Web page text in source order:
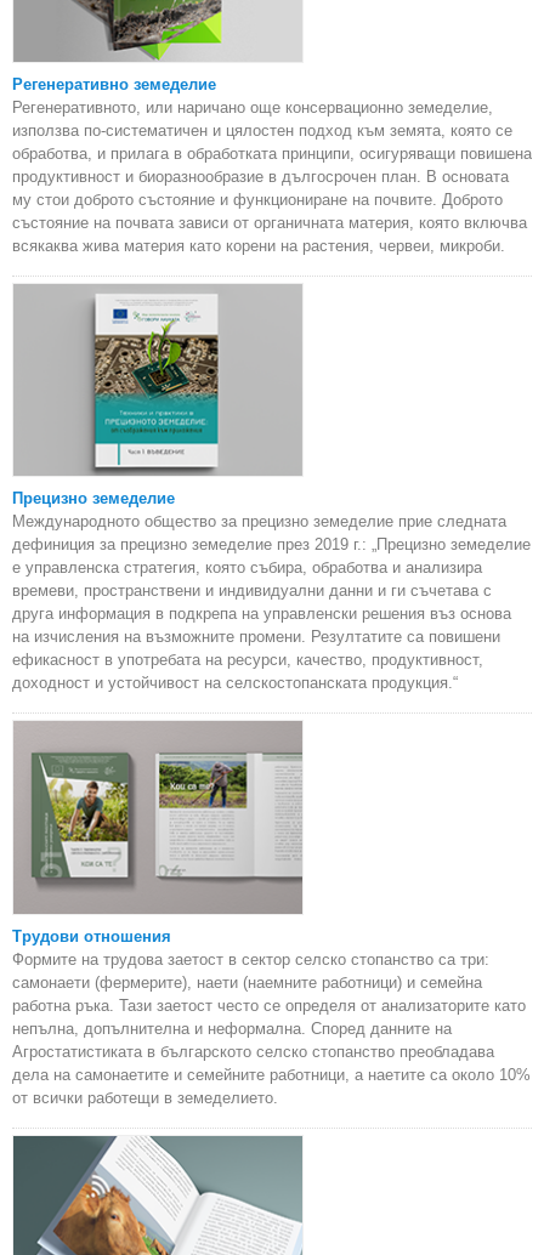
Регенеративно земеделие
Регенеративното, или наричано още консервационно земеделие,
използва по-систематичен и цялостен подход към земята, която се
обработва, и прилага в обработката принципи, осигуряващи повишена
продуктивност и биоразнообразие в дългосрочен план. В основата
му стои доброто състояние и функциониране на почвите. Доброто
състояние на почвата зависи от органичната материя, която включва
всякаква жива материя като корени на растения, червеи, микроби.
Прецизно земеделие
Международното общество за прецизно земеделие прие следната
дефиниция за прецизно земеделие през 2019 г.: „Прецизно земеделие
е управленска стратегия, която събира, обработва и анализира
времеви, пространствени и индивидуални данни и ги съчетава с
друга информация в подкрепа на управленски решения въз основа
на изчисления на възможните промени. Резултатите са повишени
ефикасност в употребата на ресурси, качество, продуктивност,
доходност и устойчивост на селскостопанската продукция.“
Трудови отношения
Формите на трудова заетост в сектор селско стопанство са три:
самонаети (фермерите), наети (наемните работници) и семейна
работна ръка. Тази заетост често се определя от анализаторите като
непълна, допълнителна и неформална. Според данните на
Агростатистиката в българското селско стопанство преобладава
дела на самонаетите и семейните работници, а наетите са около 10%
от всички работещи в земеделието.